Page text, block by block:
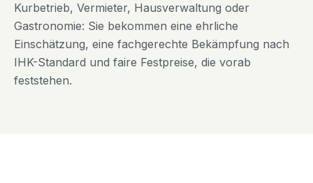
Kurbetrieb, Vermieter, Hausverwaltung oder
Gastronomie: Sie bekommen eine ehrliche
Einschätzung, eine fachgerechte Bekämpfung nach
IHK-Standard und faire Festpreise, die vorab
feststehen.